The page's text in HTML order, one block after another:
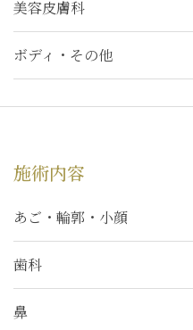
美容皮膚科
ボディ・その他
施術内容
あご・輪郭・小顔
歯科
鼻